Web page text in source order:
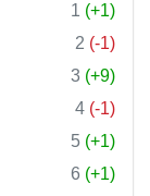
1 (+1)
2 (-1)
3 (+9)
4 (-1)
5 (+1)
6 (+1)